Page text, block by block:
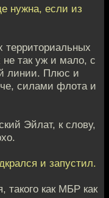
нужна, если из
территориальных
не так уж и мало, с
линии. Плюс и
силами флота и
Эйлат, к слову,
и запустил.
такого как МБР как